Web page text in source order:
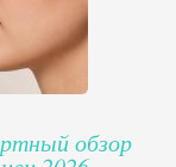
обзор